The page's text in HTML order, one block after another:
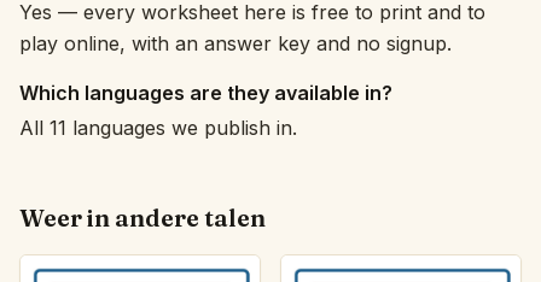
Yes — every worksheet here is free to print and to
play online, with an answer key and no signup.
Which languages are they available in?
All 11 languages we publish in.
Weer in andere talen